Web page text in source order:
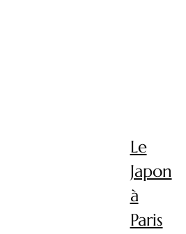
Le
Japon
à
Paris